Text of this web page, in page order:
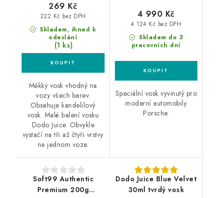
Skladem, ihned k
odeslání
(1 ks)
222 Kč bez DPH
269 Kč
Měkký vosk vhodný na
vozy všech barev.
Obsahuje kandelilový
vosk. Malé balení vosku
Dodo Juice. Obvykle
vystačí na tři až čtyři vrstvy
na jednom voze.
Skladem do 3
pracovních dní
4 124 Kč bez DPH
4 990 Kč
Speciální vosk vyvinutý pro
moderní automobily
Porsche.
Soft99 Authentic
Premium 200g
Dodo Juice Blue Velvet
30ml tvrdý vosk